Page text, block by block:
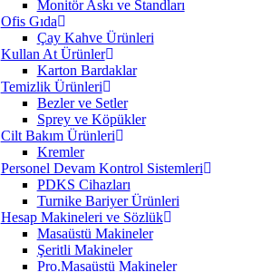
Monitör Askı ve Standları
Ofis Gıda
Çay Kahve Ürünleri
Kullan At Ürünler
Karton Bardaklar
Temizlik Ürünleri
Bezler ve Setler
Sprey ve Köpükler
Cilt Bakım Ürünleri
Kremler
Personel Devam Kontrol Sistemleri
PDKS Cihazları
Turnike Bariyer Ürünleri
Hesap Makineleri ve Sözlük
Masaüstü Makineler
Şeritli Makineler
Pro.Masaüstü Makineler